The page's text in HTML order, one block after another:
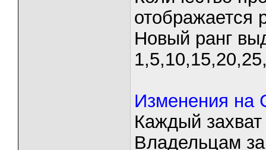
отображается
Новый ранг
Изменения на
Каждый
Владельцам